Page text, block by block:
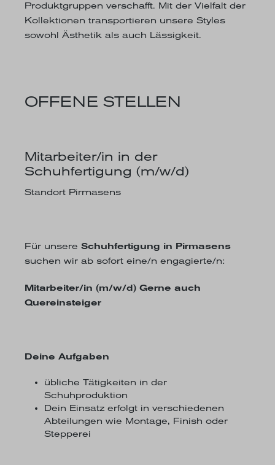
Produktgruppen verschafft. Mit der Vielfalt der
Kollektionen transportieren unsere Styles
sowohl Ästhetik als auch Lässigkeit.
OFFENE STELLEN
Mitarbeiter/in in der
Schuhfertigung (m/w/d)
Standort Pirmasens
Für unsere Schuhfertigung in Pirmasens
suchen wir ab sofort eine/n engagierte/n:
Mitarbeiter/in (m/w/d) Gerne auch
Quereinsteiger
Deine Aufgaben
übliche Tätigkeiten in der
Schuhproduktion
Dein Einsatz erfolgt in verschiedenen
Abteilungen wie Montage, Finish oder
Stepperei